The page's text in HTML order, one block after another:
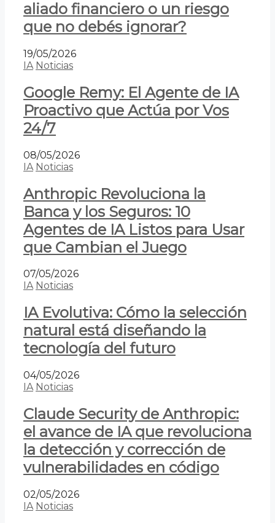
aliado financiero o un riesgo
que no debés ignorar?
19/05/2026
IA Noticias
Google Remy: El Agente de IA
Proactivo que Actúa por Vos
24/7
08/05/2026
IA Noticias
Anthropic Revoluciona la
Banca y los Seguros: 10
Agentes de IA Listos para Usar
que Cambian el Juego
07/05/2026
IA Noticias
IA Evolutiva: Cómo la selección
natural está diseñando la
tecnología del futuro
04/05/2026
IA Noticias
Claude Security de Anthropic:
el avance de IA que revoluciona
la detección y corrección de
vulnerabilidades en código
02/05/2026
IA Noticias